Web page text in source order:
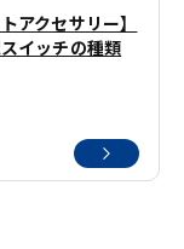
アクセサリー】
イッチの種類